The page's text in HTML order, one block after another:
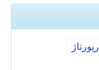
رپورتاژ